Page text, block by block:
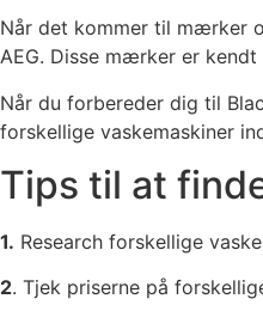
Når det kommer til mærker
AEG. Disse mærker er
Når du forbereder dig til
forskellige vaskemaskiner
Tips til at
1. Research forskellige
2. Tjek priserne på